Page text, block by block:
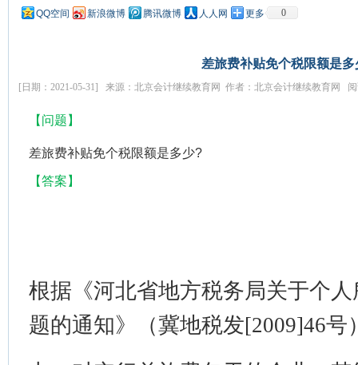
QQ空间 新浪微博 腾讯微博 人人网 更多 0
差旅费补贴免个税限额是多
[日期：2021-05-31] 来源：北京会计继续教育网 作者：北京会计继续教育网 阅
【问题】
差旅费补贴免个税限额是多少?
【答案】
根据《河北省地方税务局关于个
题的通知》（冀地税发[2009]46号